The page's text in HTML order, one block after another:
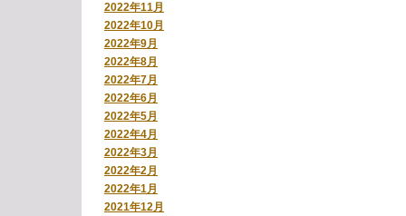
2022年11月
2022年10月
2022年9月
2022年8月
2022年7月
2022年6月
2022年5月
2022年4月
2022年3月
2022年2月
2022年1月
2021年12月